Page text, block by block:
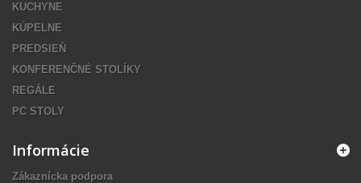
KUCHYNE
KÚPELNE
PREDSIEŇ
KONFERENČNÉ STOLÍKY
REGÁLE
PC STOLY
Informácie
Zákaznícka podpora